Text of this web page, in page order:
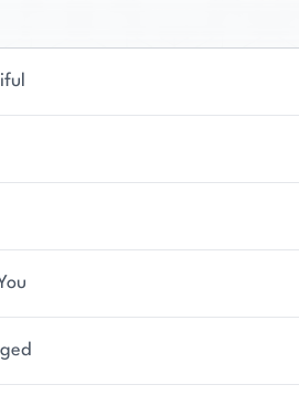
Unterstützung ihrer Tochter